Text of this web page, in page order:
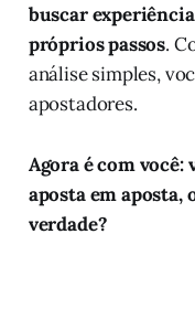
buscar
próprios passos.
análise simples,
apostadores.
Agora é com
aposta em aposta,
verdade?